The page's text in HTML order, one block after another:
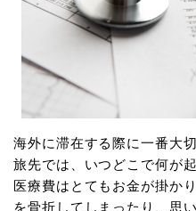
海外に滞在する際に一番大
旅先では、いつどこで何が
医療費はとてもお金が掛か
を骨折してしまったり、思